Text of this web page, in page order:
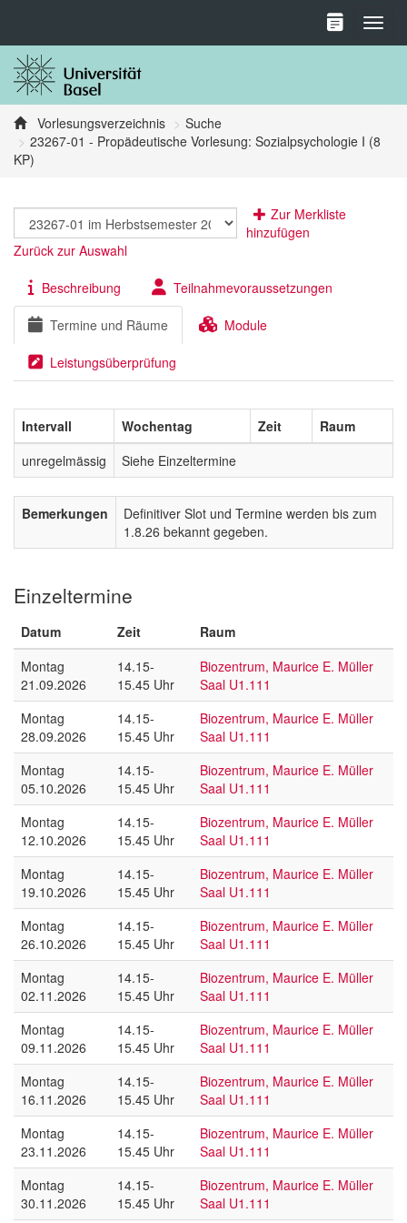
Vorlesungsverzeichnis
Suche
23267-01 - Propädeutische Vorlesung: Sozialpsychologie I (8
KP)
Zur Merkliste
hinzufügen
Zurück zur Auswahl
Beschreibung Teilnahmevoraussetzungen
Termine und Räume Module
Leistungsüberprüfung
Intervall Wochentag Zeit
Raum
unregelmässig
Siehe Einzeltermine
Bemerkungen
Definitiver Slot und Termine werden bis zum
1.8.26 bekannt gegeben.
Einzeltermine
Datum Zeit
Raum
Montag
21.09.2026
14.15-
15.45 Uhr
Biozentrum, Maurice E. Müller
Saal U1.111
Montag
28.09.2026
14.15-
15.45 Uhr
Biozentrum, Maurice E. Müller
Saal U1.111
Montag
05.10.2026
14.15-
15.45 Uhr
Biozentrum, Maurice E. Müller
Saal U1.111
Montag
12.10.2026
14.15-
15.45 Uhr
Biozentrum, Maurice E. Müller
Saal U1.111
Montag
19.10.2026
14.15-
15.45 Uhr
Biozentrum, Maurice E. Müller
Saal U1.111
Montag
26.10.2026
14.15-
15.45 Uhr
Biozentrum, Maurice E. Müller
Saal U1.111
Montag
02.11.2026
14.15-
15.45 Uhr
Biozentrum, Maurice E. Müller
Saal U1.111
Montag
09.11.2026
14.15-
15.45 Uhr
Biozentrum, Maurice E. Müller
Saal U1.111
Montag
16.11.2026
14.15-
15.45 Uhr
Biozentrum, Maurice E. Müller
Saal U1.111
Montag
23.11.2026
14.15-
15.45 Uhr
Biozentrum, Maurice E. Müller
Saal U1.111
Montag
30.11.2026
14.15-
15.45 Uhr
Biozentrum, Maurice E. Müller
Saal U1.111